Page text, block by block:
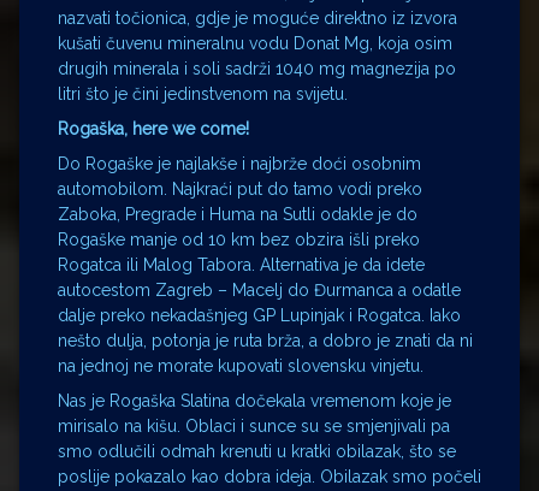
nazvati točionica, gdje je moguće direktno iz izvora
kušati čuvenu mineralnu vodu Donat Mg, koja osim
drugih minerala i soli sadrži 1040 mg magnezija po
litri što je čini jedinstvenom na svijetu.
Rogaška, here we come!
Do Rogaške je najlakše i najbrže doći osobnim
automobilom. Najkraći put do tamo vodi preko
Zaboka, Pregrade i Huma na Sutli odakle je do
Rogaške manje od 10 km bez obzira išli preko
Rogatca ili Malog Tabora. Alternativa je da idete
autocestom Zagreb – Macelj do Đurmanca a odatle
dalje preko nekadašnjeg GP Lupinjak i Rogatca. Iako
nešto dulja, potonja je ruta brža, a dobro je znati da ni
na jednoj ne morate kupovati slovensku vinjetu.
Nas je Rogaška Slatina dočekala vremenom koje je
mirisalo na kišu. Oblaci i sunce su se smjenjivali pa
smo odlučili odmah krenuti u kratki obilazak, što se
poslije pokazalo kao dobra ideja. Obilazak smo počeli